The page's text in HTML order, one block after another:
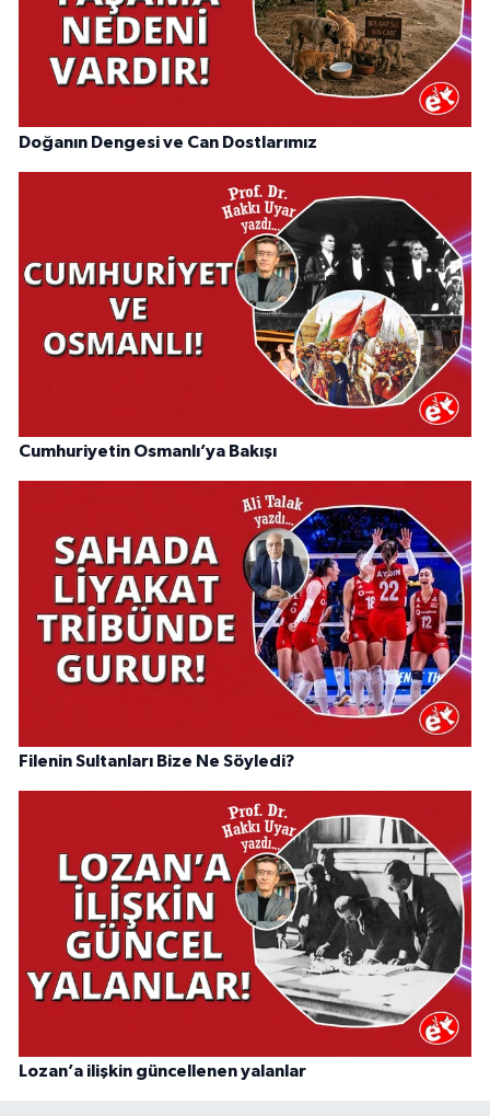
Doğanın Dengesi ve Can Dostlarımız
Cumhuriyetin Osmanlı’ya Bakışı
Filenin Sultanları Bize Ne Söyledi?
Lozan’a ilişkin güncellenen yalanlar